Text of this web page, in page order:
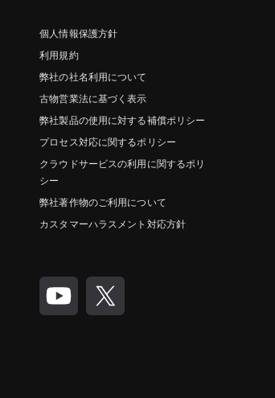
個人情報保護方針
利用規約
弊社の社名利用について
古物営業法に基づく表示
弊社製品の使用に対する補償ポリシー
プロセス対応に関するポリシー
クラウドサービスの利用に関するポリ
シー
弊社著作物のご利用について
カスタマーハラスメント対応方針